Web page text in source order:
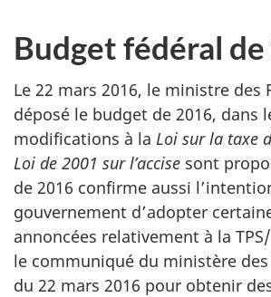
Budget fédéral
Le 22 mars 2016, le ministre des
déposé le budget de 2016, dans
modifications à la Loi sur la taxe
Loi de 2001 sur l’accise sont
de 2016 confirme aussi
gouvernement d’adopter
annoncées relativement à la
le communiqué du ministère des
du 22 mars 2016 pour obtenir